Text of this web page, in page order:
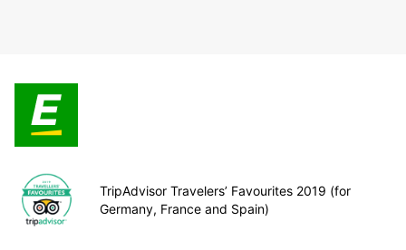
TripAdvisor Travelers’ Favourites 2019 (for
Germany, France and Spain)